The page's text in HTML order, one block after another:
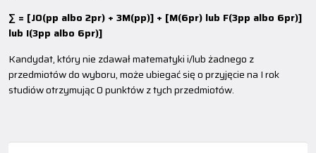
∑ = [JO(pp albo 2pr) + 3M(pp)] + [M(6pr) lub F(3pp albo 6pr)]
lub I(3pp albo 6pr)]
Kandydat, który nie zdawał matematyki i/lub żadnego z
przedmiotów do wyboru, może ubiegać się o przyjęcie na I rok
studiów otrzymując 0 punktów z tych przedmiotów.